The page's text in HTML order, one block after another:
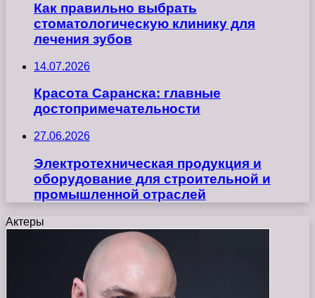
Как правильно выбрать
стоматологическую клинику для
лечения зубов
14.07.2026
Красота Саранска: главные
достопримечательности
27.06.2026
Электротехническая продукция и
оборудование для строительной и
промышленной отраслей
Актеры